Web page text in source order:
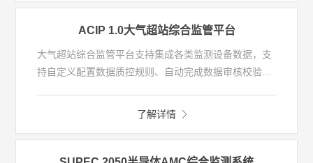
ACIP 1.0大气超站综合监管平台
大气超站综合监管平台支持集成各类监测设备数据，支
持自定义配置数据质控规则、自动完成数据审核校验、
结合气象、遥感等数据分析大气复合污染来源、成因、
过程和形成机制，为大气污染防治及大气环境持续改善
了解详情